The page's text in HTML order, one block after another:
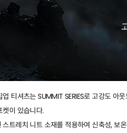
티셔츠는 SUMMIT SERIES로 고강도 아
이 있습니다.
트레치 니트 소재를 적용하여 신축성, 보